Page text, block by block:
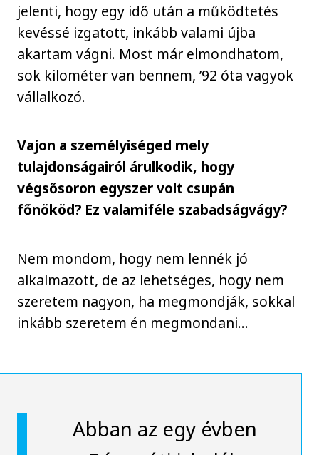
jelenti, hogy egy idő után a működtetés
kevéssé izgatott, inkább valami újba
akartam vágni. Most már elmondhatom,
sok kilométer van bennem, ’92 óta vagyok
vállalkozó.
Vajon a személyiséged mely
tulajdonságairól árulkodik, hogy
végsősoron egyszer volt csupán
főnököd? Ez valamiféle szabadságvágy?
Nem mondom, hogy nem lennék jó
alkalmazott, de az lehetséges, hogy nem
szeretem nagyon, ha megmondják, sokkal
inkább szeretem én megmondani…
Abban az egy évben